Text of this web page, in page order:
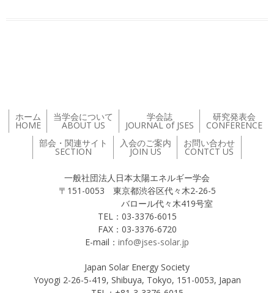
ホーム
HOME
当学会について
ABOUT US
学会誌
JOURNAL of JSES
研究発表会
CONFERENCE
部会・関連サイト
SECTION
入会のご案内
JOIN US
お問い合わせ
CONTCT US
一般社団法人日本太陽エネルギー学会
〒151-0053 東京都渋谷区代々木2-26-5
バロール代々木419号室
TEL：03-3376-6015
FAX：03-3376-6720
E-mail： info@jses-solar.jp
Japan Solar Energy Society
Yoyogi 2-26-5-419, Shibuya, Tokyo, 151-0053, Japan